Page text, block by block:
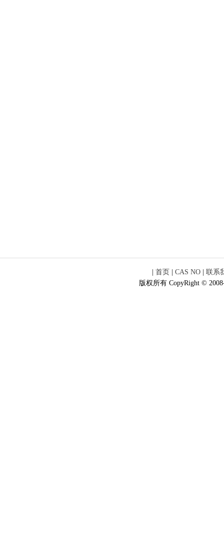
| 首页 | CAS NO | 联系
版权所有 CopyRight ©